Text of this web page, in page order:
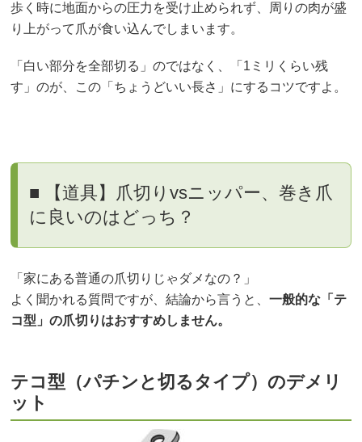
歩く時に地面からの圧力を受け止められず、周りの肉が盛
り上がって爪が食い込んでしまいます。
「白い部分を全部切る」のではなく、「1ミリくらい残
す」のが、この「ちょうどいい長さ」にするコツですよ。
■ 【道具】爪切りvsニッパー、巻き爪
に良いのはどっち？
「家にある普通の爪切りじゃダメなの？」
よく聞かれる質問ですが、結論から言うと、一般的な「テ
コ型」の爪切りはおすすめしません。
テコ型（パチンと切るタイプ）のデメリ
ット